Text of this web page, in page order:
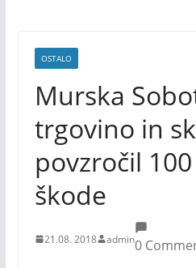
OSTALO
Murska
trgovino in
povzročil
škode
21.08. 2018 admin0